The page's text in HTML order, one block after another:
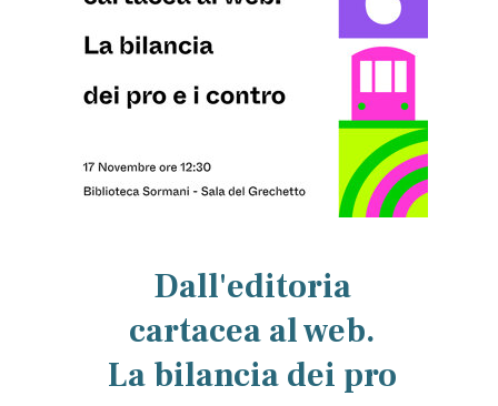
Dall'editoria
cartacea al web.
La bilancia dei pro